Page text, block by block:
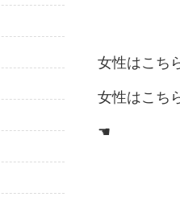
女性はこち
女性はこち
☚